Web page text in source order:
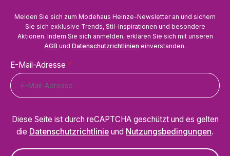
Melden Sie sich zum Modehaus Heinze-Newsletter an und sichern
Sie sich exklusive Trends, Stil-Inspirationen und besondere
Aktionen. Indem Sie sich anmelden, erklären Sie sich mit unseren
AGB und Datenschutzrichtlinien einverstanden.
E-Mail-Adresse *
Diese Seite ist durch reCAPTCHA geschützt und es gelten
die Datenschutzrichtlinie und Nutzungsbedingungen.